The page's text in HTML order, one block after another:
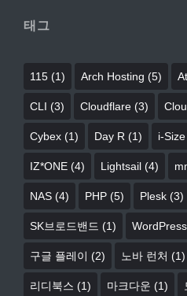
태그
115 (1) Arch Hosting (5)
CLI (3) Cloudflare (3)
Cybex (1) Day R (1) i-Size
IZ*ONE (4) Lightsail (4)
NAS (4) PHP (5) Plesk (3)
SK브로드밴드 (1) WordPress
구글 플레이 (2) 노바 런처 (1)
리디북스 (1) 마크다운 (1)